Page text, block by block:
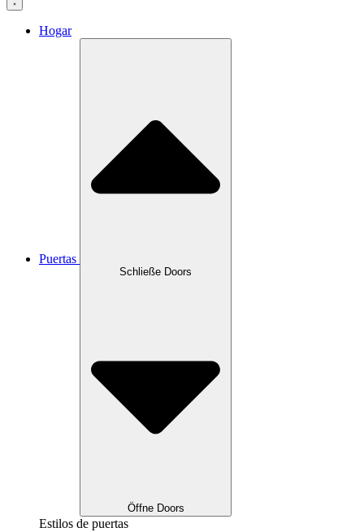
Hogar
Puertas
Schließe Doors
Öffne Doors
Estilos de puertas